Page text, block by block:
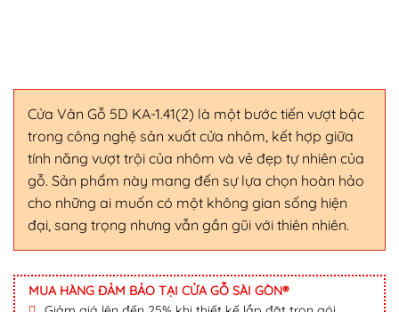
Cửa Vân Gỗ 5D KA-1.41(2) là một bước tiến vượt bậc
trong công nghệ sản xuất cửa nhôm, kết hợp giữa
tính năng vượt trội của nhôm và vẻ đẹp tự nhiên của
gỗ. Sản phẩm này mang đến sự lựa chọn hoàn hảo
cho những ai muốn có một không gian sống hiện
đại, sang trọng nhưng vẫn gần gũi với thiên nhiên.
MUA HÀNG ĐẢM BẢO TẠI CỬA GỖ SÀI GÒN®